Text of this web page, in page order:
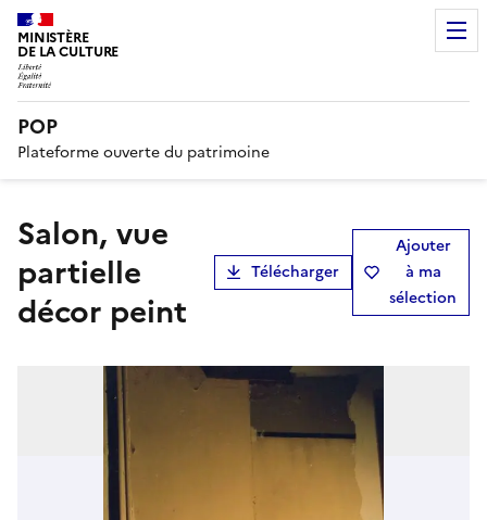
MINISTÈRE
DE LA CULTURE
POP
Plateforme ouverte du patrimoine
salon, vue
partielle
décor peint
Télécharger
Ajouter
à ma
sélection